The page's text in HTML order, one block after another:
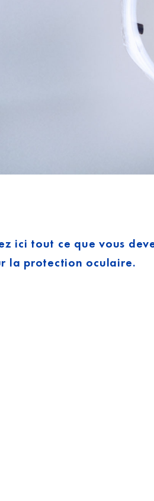
ici tout ce que vous
la protection oculaire.